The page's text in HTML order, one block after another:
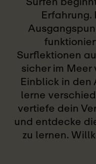
Erfahrung.
Surflektionen
sicher im
Einblick in
lerne
vertiefe dein
und entdecke
zu lernen.